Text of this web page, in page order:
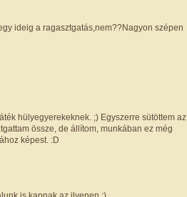
ideig a ragasztgatás,nem??Nagyon szépen
hülyegyerekeknek. ;) Egyszerre sütöttem az
össze, de állítom, munkában ez még
képest. :D